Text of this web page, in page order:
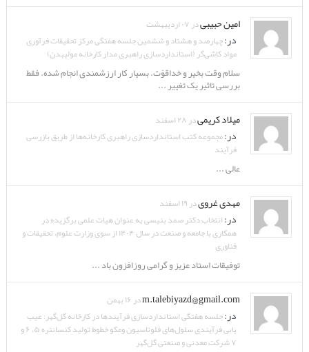
امین حبیبیدر ۰۷ اردیبهشت
در:چهارصد و هشتاد و ششمین جلسه هفتگی مرکز تحقیقات فرآوری
مواد کاشی‌گر (استانداردسازی راهبری مدار کارخانه مولیبدن)
سلام وقت بخیر و خداقوّت. بسیار کار ارزشمندی انجام شده. فقط
بررسی تاثیر یک تغییر ...
میلاد کریمیدر ۲۸ اسفند
در:مجموعه کتب استانداردسازی راهبری کارخانه‌ها از طریق بازرسی
فرآیند
عالی ...
مهدی غرویدر ۱۹ اسفند
در:انتخاب دکتر صمد بنیسی به عنوان هیات علمی برگزیده در
همکاری با جامعه و صنعت در سال ۱۴۰۴ از سوی وزارت علوم، تحقیقات و
فناوری
توفیقات استاد عزیز و گرامی روزافزون باد ...
m.talebiyazd@gmail.comدر ۱۶ بهمن
در:جلسه هفتگی استانداردسازی فرآیندها در کارخانه گل‌گهر: عیب
یابی فرآیندی سلول‌های فلوتاسیون ومکو خطوط تولید کنسانتره ۵، ۶ و
۷ شرکت معدنی و صنعتی گل‌گهر